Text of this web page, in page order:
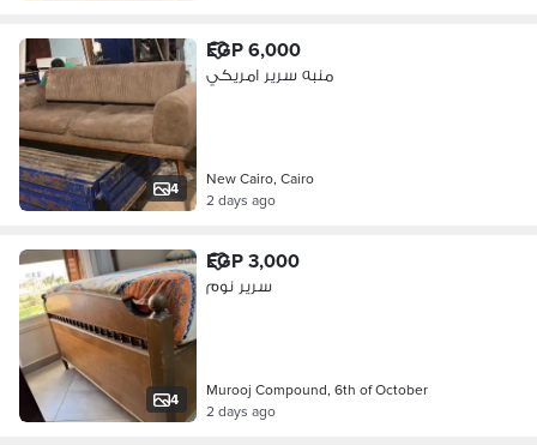
4
EGP 6,000
منبه سرير امريكي
New Cairo, Cairo
2 days ago
4
EGP 3,000
سرير نوم
Murooj Compound, 6th of October
2 days ago